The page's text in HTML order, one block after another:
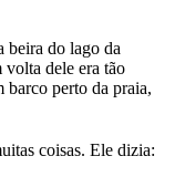
beira do lago da
dele era tão
barco perto da praia,
coisas. Ele dizia: